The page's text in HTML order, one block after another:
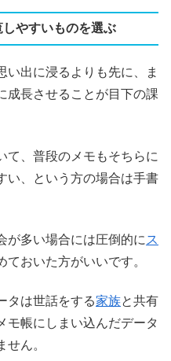
やすいものを選ぶ
い出に浸るよりも先に、ま
成長させることが目下の課
て、普段のメモもそちらに
い、という方の場合は手書
が多い場合には圧倒的に ス
おいた方がいいです。
タは世話をする家族と共有
モ帳にしまい込んだデータ
ん。